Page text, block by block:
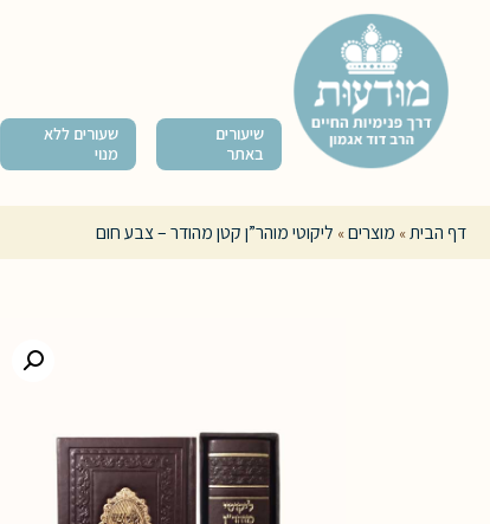
שיעורים
באתר
שעורים ללא
מנוי
דף הבית» מוצרים» ליקוטי מוהר”ן קטן מהודר – צבע חום